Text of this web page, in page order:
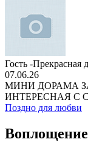
Гость -Прекрасная
07.06.26
МИНИ ДОРАМА
ИНТЕРЕСНАЯ С
Поздно для любви